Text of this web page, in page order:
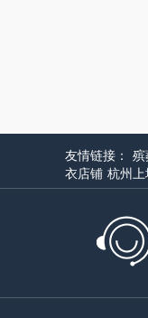
友情链接： 殡
衣店铺 杭州